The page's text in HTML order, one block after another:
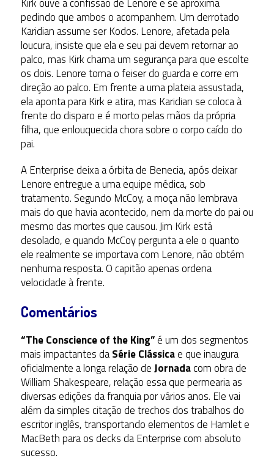
pedindo que ambos o acompanhem. Um derrotado
Karidian assume ser Kodos. Lenore, afetada pela
loucura, insiste que ela e seu pai devem retornar ao
palco, mas Kirk chama um segurança para que escolte
os dois. Lenore toma o feiser do guarda e corre em
direção ao palco. Em frente a uma plateia assustada,
ela aponta para Kirk e atira, mas Karidian se coloca à
frente do disparo e é morto pelas mãos da própria
filha, que enlouquecida chora sobre o corpo caído do
pai.
A Enterprise deixa a órbita de Benecia, após deixar
Lenore entregue a uma equipe médica, sob
tratamento. Segundo McCoy, a moça não lembrava
mais do que havia acontecido, nem da morte do pai ou
mesmo das mortes que causou. Jim Kirk está
desolado, e quando McCoy pergunta a ele o quanto
ele realmente se importava com Lenore, não obtém
nenhuma resposta. O capitão apenas ordena
velocidade à frente.
Comentários
“The Conscience of the King”é um dos segmentos
mais impactantes daSérie Clássicae que inaugura
oficialmente a longa relação deJornadacom obra de
William Shakespeare, relação essa que permearia as
diversas edições da franquia por vários anos. Ele vai
além da simples citação de trechos dos trabalhos do
escritor inglês, transportando elementos de Hamlet e
MacBeth para os decks da Enterprise com absoluto
sucesso.